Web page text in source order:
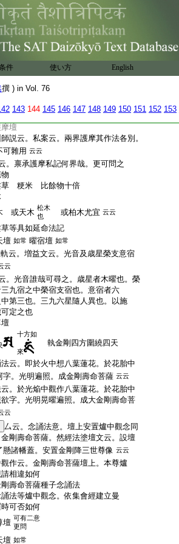
件 使い方 English
撰 ) in Vol. 76
143 144 145 146 147 148 149 150 151 152 153
三世 次三部總 次諸天總 次一字
部母
波多分
准胎科文者。以解界已下可爲此方。
准金科文者。後供養已下此分也
云。阿闍梨下座。微音發五大願。而主伴
誦陀羅尼四十九遍。加持所置諸香 云云
剛智本。字句具足之大呪
。三時加持香等。但結願時不可有之。
壇
説云。私案云。兩界護摩其作法各別。
可雜用 云云
。禀承護摩私記何界哉。更可問之
草 粳米 比餘物十倍
或天木 松木
也
或柏木尤宜 云云
草等具如延命法記
壇 如常 曜宿壇 如常
云。増益文云。光音及歳星榮支意宿
云
。光音誰哉可尋之。歳星者木曜也。榮
九宿之中榮宿支宿也。意宿者六
第三也。三九六星隨人異也。以施
可定之也
十方如
來
執金剛四方圍繞四天
云。即於火中想八葉蓮花。於花胎中
字。光明遍照。成金剛壽命菩薩 云云
。於光焔中觀作八葉蓮花。於花胎中
字。光明晃曜遍照。成大金剛壽命菩
云
厶云。念誦法意。壇上安置爐中觀念同
金剛壽命菩薩。然經法塗壇文云。設壇
懸諸幡蓋。安置金剛降三世尊像 云云
作云。金剛壽命菩薩壇上。本尊爐
相違如何
剛壽命菩薩種子念誦法
誦法等爐中觀念。依集會經建立曼
可否如何
壇 可有二意
更問
壇 如常